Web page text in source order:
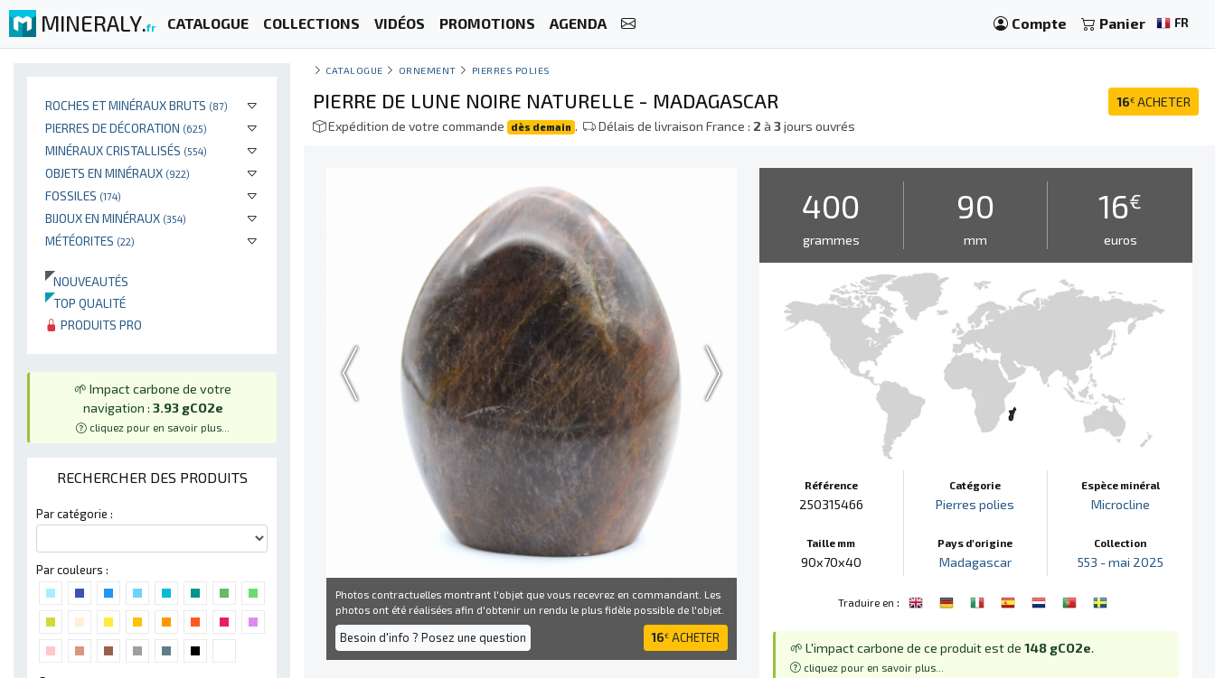
MINERALY.fr CATALOGUE COLLECTIONS VIDÉOS PROMOTIONS AGENDA Compte Panier FR
ROCHES ET MINÉRAUX BRUTS (87)
PIERRES DE DÉCORATION (625)
MINÉRAUX CRISTALLISÉS (554)
OBJETS EN MINÉRAUX (922)
FOSSILES (174)
BIJOUX EN MINÉRAUX (354)
MÉTÉORITES (22)
NOUVEAUTÉS
TOP QUALITÉ
PRODUITS PRO
🌱 Impact carbone de votre
navigation : 3.93 gCO2e
cliquez pour en savoir plus...
RECHERCHER DES PRODUITS
Par catégorie :
Par couleurs :
CATALOGUE ORNEMENT PIERRES POLIES
16€ ACHETER
PIERRE DE LUNE NOIRE NATURELLE - MADAGASCAR
Expédition de votre commande dès demain . Délais de livraison France : 2 à3jours ouvrés
Photos contractuelles montrant l'objet que vous recevrez en commandant. Les
photos ont été réalisées afin d'obtenir un rendu le plus fidèle possible de l'objet.
Besoin d'info ? Posez une question 16€ ACHETER
400
grammes
90
mm
16€
euros
Référence
250315466
Taille mm
90x70x40
Catégorie
Pierres polies
Pays d'origine
Madagascar
Espèce minéral
Microcline
Collection
553 - mai 2025
Traduire en :
🌱 L'impact carbone de ce produit est de 148 gCO2e.
cliquez pour en savoir plus...